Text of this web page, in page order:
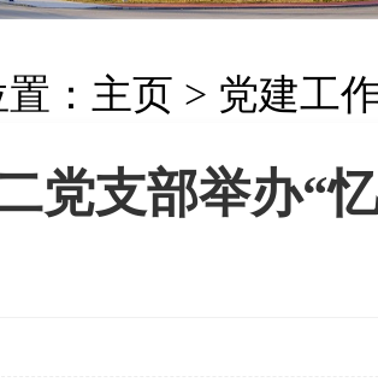
： 主页 > 党建工
党支部举办“